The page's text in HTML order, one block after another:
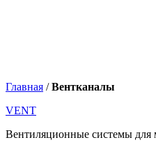
Главная /Вентканалы
VENT
Вентиляционные системы для